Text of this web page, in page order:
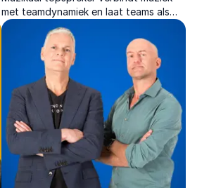
met teamdynamiek en laat teams als
een orkest samenwerken, energiek en
altijd praktisch toepasbaar.